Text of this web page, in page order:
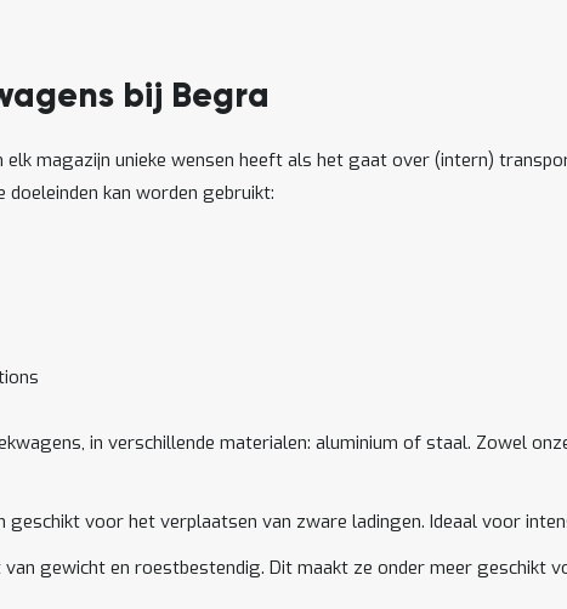
bij Begra
magazijn unieke wensen heeft als het gaat over (intern)
kan worden gebruikt:
in verschillende materialen: aluminium of staal. Zowel
voor het verplaatsen van zware ladingen. Ideaal voor
gewicht en roestbestendig. Dit maakt ze onder meer geschikt